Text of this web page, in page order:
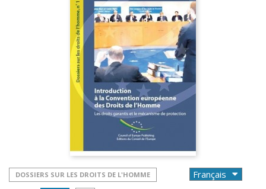
DOSSIERS SUR LES DROITS DE L'HOMME